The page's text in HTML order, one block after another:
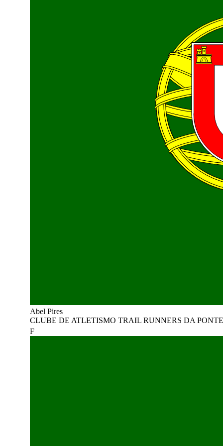
Abel Pires
CLUBE DE ATLETISMO TRAIL RUNNERS DA
F